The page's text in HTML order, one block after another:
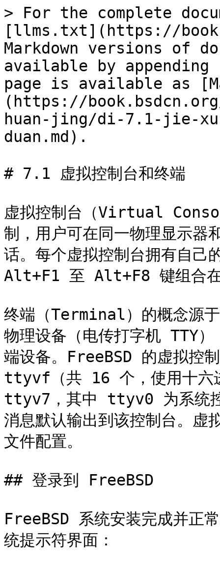
> For the complete
[llms.txt](https://
Markdown versions of
available by
page is available as
(https://
huan-jing/di-7.1-jie-
duan.md).
# 7.1 虚拟控制台和终端
虚拟控制台（Virtual
制，用户可在同一物理显示器
话。每个虚拟控制台拥有自
Alt+F1 至 Alt+F8 键组合在
终端（Terminal）的概念源
物理设备（电传打字机 TTY
端设备。FreeBSD 的虚拟
ttyvf（共 16 个，使用十六
ttyv7，其中 ttyv0 为系统
消息默认输出到该控制台
文件配置。
## 登录到 FreeBSD
FreeBSD 系统安装完成并正
统提示符界面：